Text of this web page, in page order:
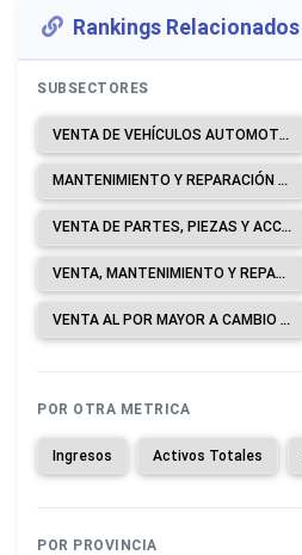
Rankings Relacionados
SUBSECTORES
VENTA DE VEHÍCULOS AUTOMOTORES.
MANTENIMIENTO Y REPARACIÓN DE VEHÍCULOS AUTOMOTORES.
VENTA DE PARTES, PIEZAS Y ACCESORIOS PARA VEHÍCULOS AUTOMOTORES.
VENTA, MANTENIMIENTO Y REPARACIÓN DE MOTOCICLETAS Y DE SUS PARTES, PIEZAS Y ACCESORIOS.
VENTA AL POR MAYOR A CAMBIO DE UNA COMISIÓN O POR CONTRATO.
POR OTRA METRICA
Ingresos Activos Totales
POR PROVINCIA